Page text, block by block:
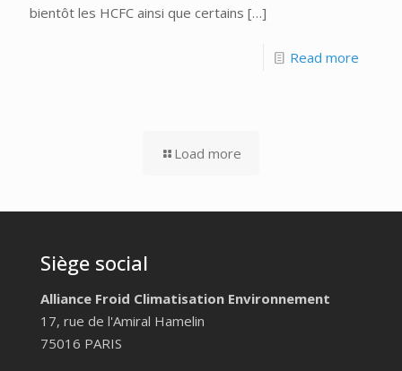
bientôt les HCFC ainsi que certains […]
Read more
Load more
Siège social
Alliance Froid Climatisation Environnement
17, rue de l'Amiral Hamelin
75016 PARIS